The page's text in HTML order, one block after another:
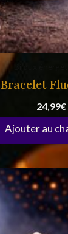
Bracelet
24,99€